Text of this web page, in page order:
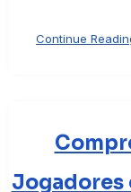
Continue
Jogadores